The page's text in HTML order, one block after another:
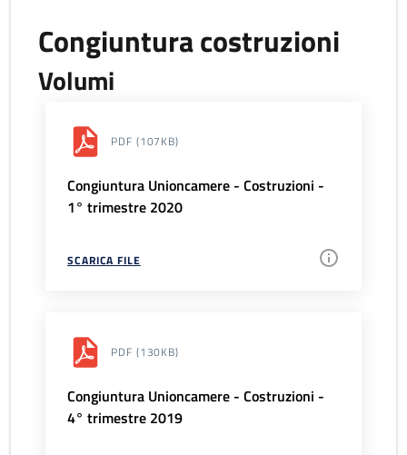
Congiuntura costruzioni
Volumi
PDF (107KB)
Congiuntura Unioncamere - Costruzioni -
1° trimestre 2020
SCARICA FILE
PDF (130KB)
Congiuntura Unioncamere - Costruzioni -
4° trimestre 2019